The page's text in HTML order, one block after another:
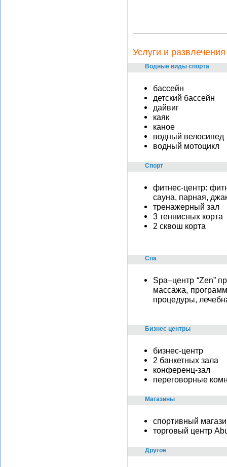
Услуги и развлечения
Водные виды спорта
бассейн
детский бассейн
дайвиг
каяк
каное
водный велосипед
водный мотоцикл
Спорт
фитнес-центр:
сауна, парная,
тренажерный зал
3 теннисных корта
2 сквош корта
Спа
Spa–центр “Zen”
массажа,
процедуры,
Бизнес центры
бизнес-центр
2 банкетных зала
конференц-зал
переговорные
Магазины
спортивный
торговый центр
Другое